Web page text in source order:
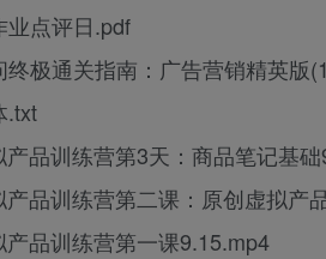
点评日.pdf
通关指南：广告营销精英版
品训练营第3天：商品笔记基础
品训练营第二课：原创虚拟产
品训练营第一课9.15.mp4